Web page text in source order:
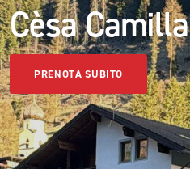
Cèsa Camilla
PRENOTA SUBITO